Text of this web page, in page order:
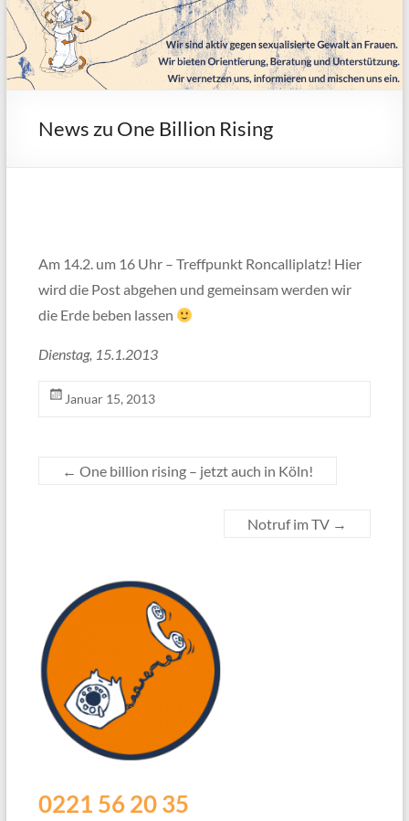
News zu One Billion Rising
Am 14.2. um 16 Uhr – Treffpunkt Roncalliplatz! Hier
wird die Post abgehen und gemeinsam werden wir
die Erde beben lassen
Dienstag, 15.1.2013
Januar 15, 2013
← One billion rising – jetzt auch in Köln!
Notruf im TV →
0221 56 20 35